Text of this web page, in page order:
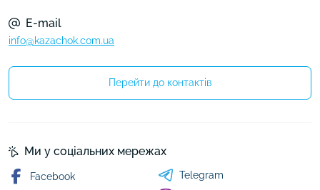
E-mail
info@kazachok.com.ua
Перейти до контактів
Ми у соціальних мережах
Facebook
Telegram